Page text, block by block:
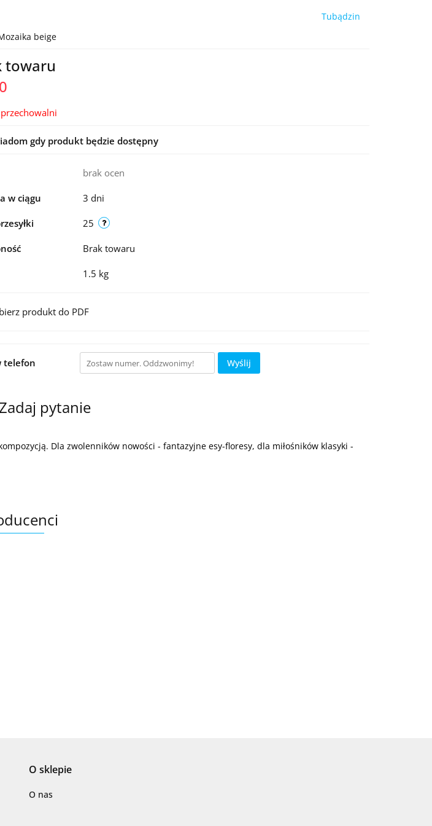
Tubądzin
beige
towaru
gdy produkt będzie dostępny
brak ocen
w ciągu 3 dni
25
Brak towaru
1.5 kg
produkt do PDF
telefon Wyślij
Zadaj pytanie
Dla zwolenników nowości - fantazyjne esy-floresy, dla miłośników klasyki -
Barwolf
O sklepie
O nas